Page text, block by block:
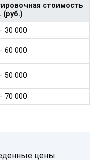
стоимость
(руб.)
30 000
60 000
50 000
70 000
цены